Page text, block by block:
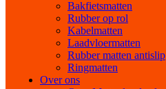
Bakfietsmatten
Rubber op rol
Kabelmatten
Laadvloermatten
Rubber matten antislip
Ringmatten
Over ons